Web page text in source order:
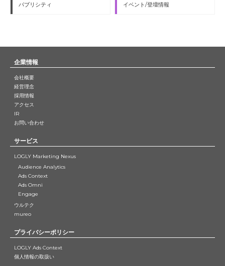
パブリシティ イベント/登壇情報
企業情報
会社概要
経営理念
採用情報
アクセス
IR
お問い合わせ
サービス
LOGLY Marketing Nexus
Audience Analytics
Ads Context
Ads Omni
Engage
ウルテク
mureo
プライバシーポリシー
LOGLY Ads Context
個人情報の取扱い